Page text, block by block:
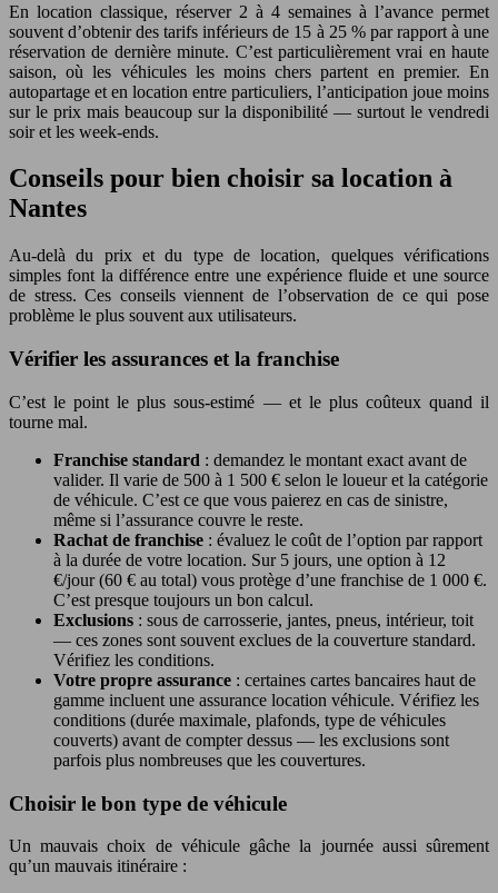
En location classique, réserver 2 à 4 semaines à l’avance permet
souvent d’obtenir des tarifs inférieurs de 15 à 25 % par rapport à une
réservation de dernière minute. C’est particulièrement vrai en haute
saison, où les véhicules les moins chers partent en premier. En
autopartage et en location entre particuliers, l’anticipation joue moins
sur le prix mais beaucoup sur la disponibilité — surtout le vendredi
soir et les week-ends.
Conseils pour bien choisir sa location à
Nantes
Au-delà du prix et du type de location, quelques vérifications
simples font la différence entre une expérience fluide et une source
de stress. Ces conseils viennent de l’observation de ce qui pose
problème le plus souvent aux utilisateurs.
Vérifier les assurances et la franchise
C’est le point le plus sous-estimé — et le plus coûteux quand il
tourne mal.
Franchise standard : demandez le montant exact avant de
valider. Il varie de 500 à 1 500 € selon le loueur et la catégorie
de véhicule. C’est ce que vous paierez en cas de sinistre,
même si l’assurance couvre le reste.
Rachat de franchise : évaluez le coût de l’option par rapport
à la durée de votre location. Sur 5 jours, une option à 12
€/jour (60 € au total) vous protège d’une franchise de 1 000 €.
C’est presque toujours un bon calcul.
Exclusions : sous de carrosserie, jantes, pneus, intérieur, toit
— ces zones sont souvent exclues de la couverture standard.
Vérifiez les conditions.
Votre propre assurance : certaines cartes bancaires haut de
gamme incluent une assurance location véhicule. Vérifiez les
conditions (durée maximale, plafonds, type de véhicules
couverts) avant de compter dessus — les exclusions sont
parfois plus nombreuses que les couvertures.
Choisir le bon type de véhicule
Un mauvais choix de véhicule gâche la journée aussi sûrement
qu’un mauvais itinéraire :